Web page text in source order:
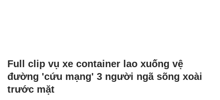
Full clip vụ xe container lao xuống vệ
đường 'cứu mạng' 3 người ngã sõng xoài
trước mặt